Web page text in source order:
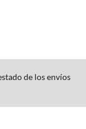
de los envíos